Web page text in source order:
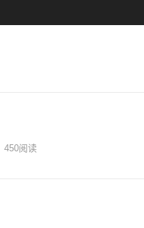
450阅读